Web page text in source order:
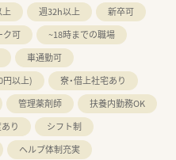
上 週32h以上
新卒可
ク可
~18時までの職場
車通勤可
円以上)
寮・借上社宅あり
管理薬剤師
扶養内勤務OK
り
シフト制
ヘルプ体制充実